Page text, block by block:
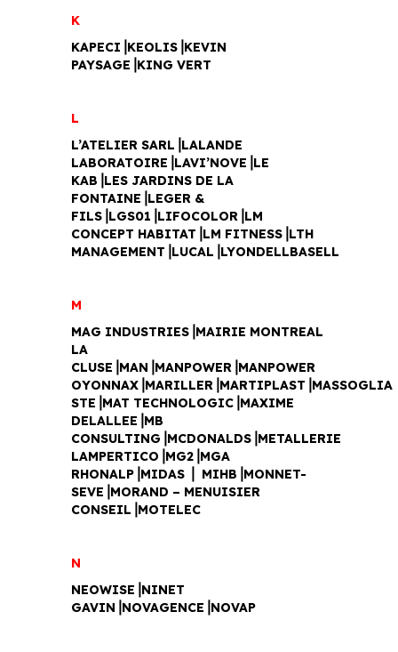
K
KAPECI⎥KEOLIS⎥KEVIN
PAYSAGE⎥KING VERT
L
L’ATELIER SARL⎥LALANDE
LABORATOIRE⎥LAVI’NOVE⎥LE
KAB⎥LES JARDINS DE LA
FONTAINE⎥LEGER &
FILS⎥LGS01⎥LIFOCOLOR⎥LM
CONCEPT HABITAT⎥LM FITNESS⎥LTH
MANAGEMENT⎥LUCAL⎥LYONDELLBASELL
M
MAG INDUSTRIES⎥MAIRIE MONTREAL
LA
CLUSE⎥MAN⎥MANPOWER⎥MANPOWER
OYONNAX⎥MARILLER⎥MARTIPLAST⎥MASSOGLIA
STE⎥MAT TECHNOLOGIC⎥MAXIME
DELALLEE⎥MB
CONSULTING⎥MCDONALDS⎥METALLERIE
LAMPERTICO⎥MG2⎥MGA
RHONALP⎥MIDAS ⎥ MIHB⎥MONNET-
SEVE⎥MORAND – MENUISIER
CONSEIL⎥MOTELEC
N
NEOWISE⎥NINET
GAVIN⎥NOVAGENCE⎥NOVAP